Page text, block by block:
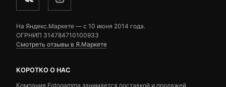
На Яндекс.Маркете — c 10 июня 2014 года.
ОГРНИП 314784710100933
Смотреть отзывы в Я.Маркете
КОРОТКО О НАС
Компания Fotogamma занимается поставкой и продажей